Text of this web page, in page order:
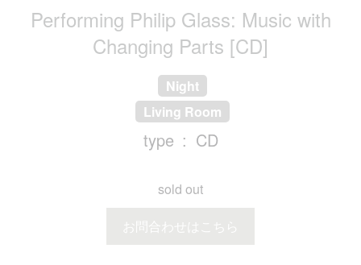
Performing Philip Glass: Music with
Changing Parts [CD]
Night
Living Room
type CD
sold out
お問合わせはこちら